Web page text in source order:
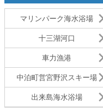
マリンパーク海水浴場
十三湖河口
車力漁港
中泊町営宮野沢スキー場
出来島海水浴場